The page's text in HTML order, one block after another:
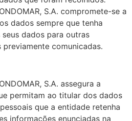
S.A. compromete-se a
dados sempre que tenha
dados para outras
comunicadas.
S.A. assegura a
permitam ao titular dos dados
que a entidade retenha
informações enunciadas na